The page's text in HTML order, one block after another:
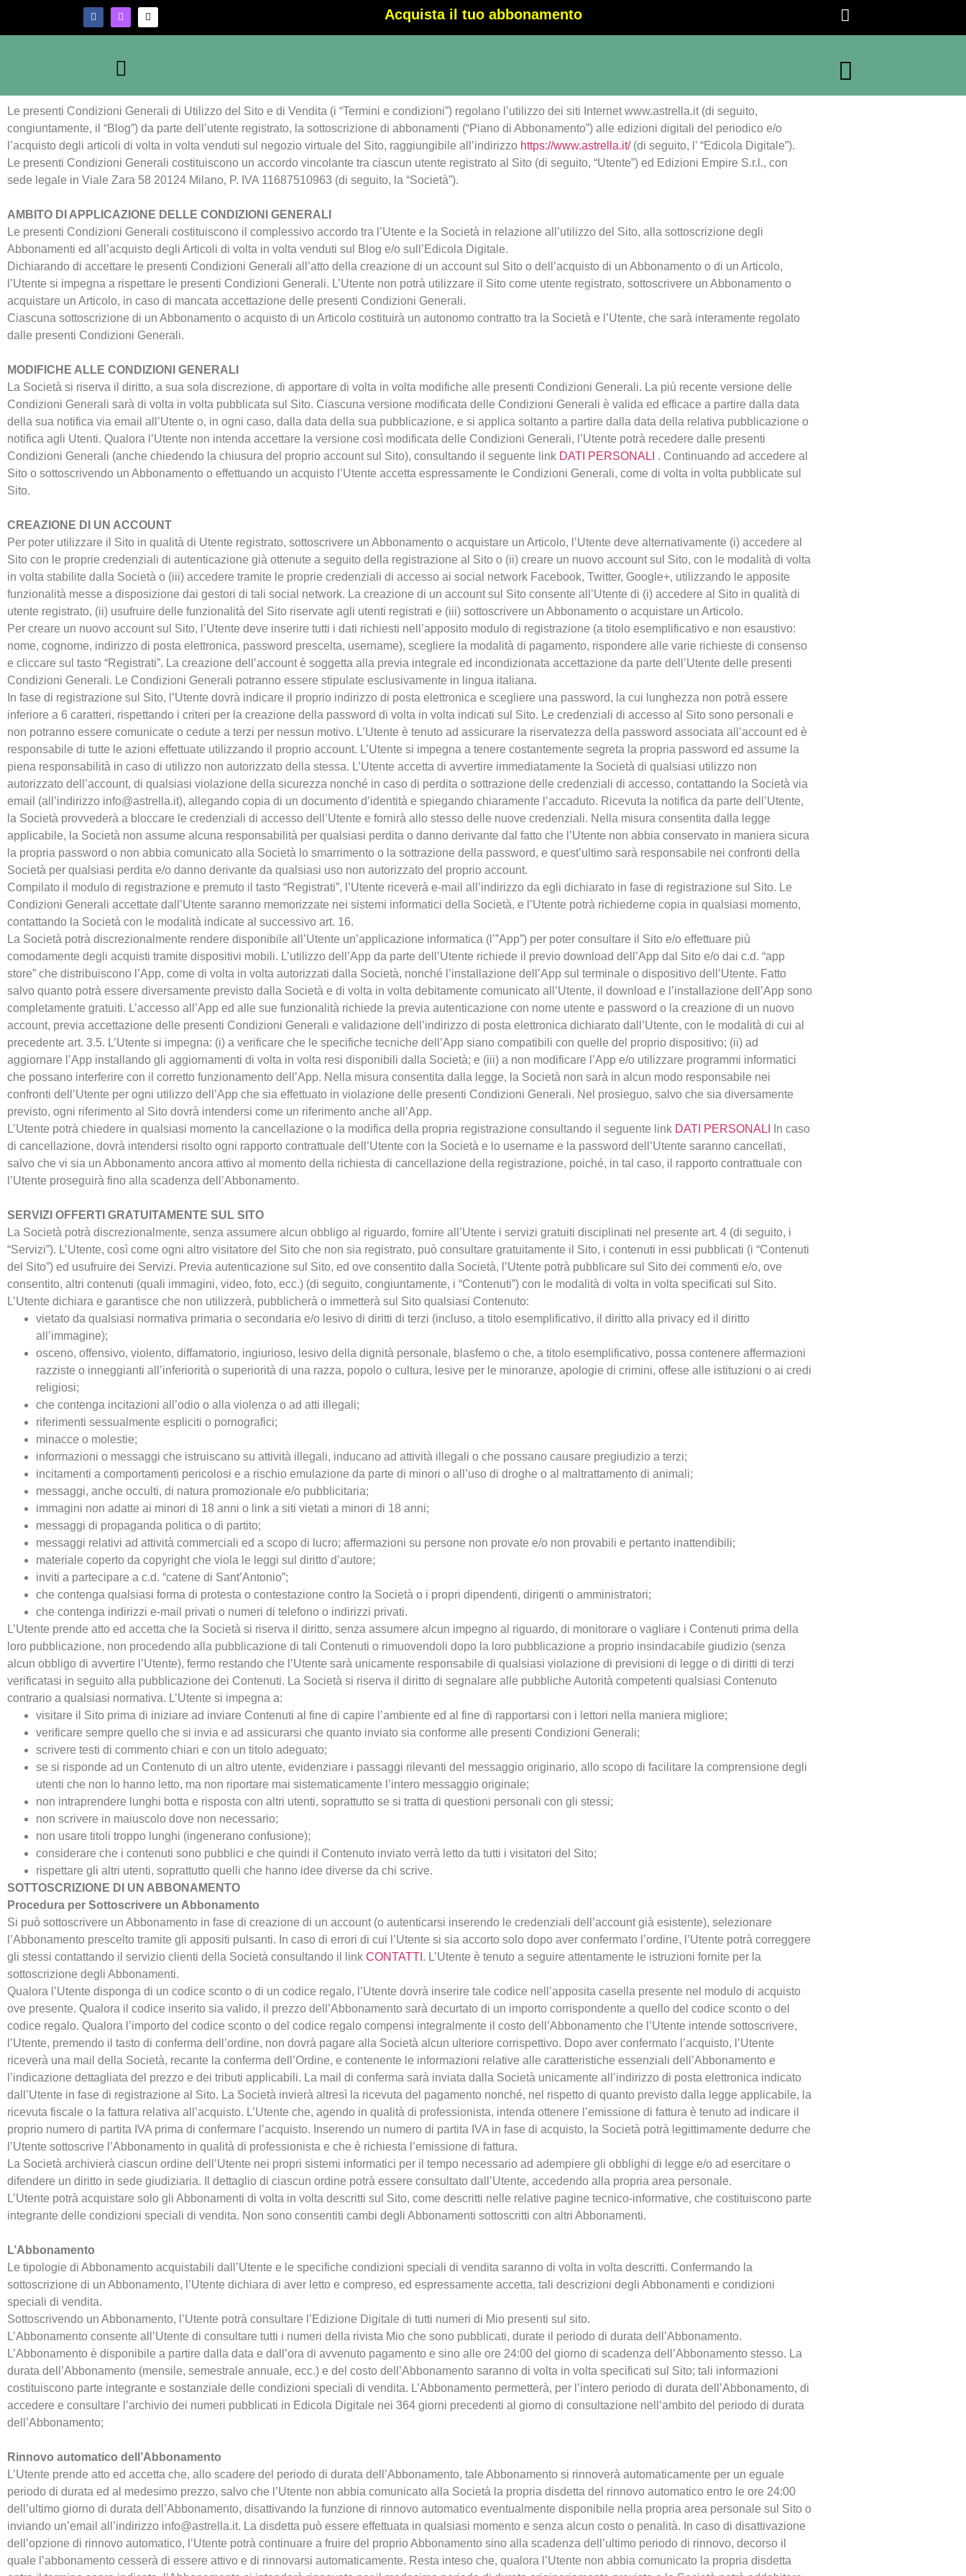
Acquista il tuo abbonamento
Le presenti Condizioni Generali di Utilizzo del Sito e di Vendita (i “Termini e condizioni”) regolano l’utilizzo dei siti Internet www.astrella.it (di seguito,
congiuntamente, il “Blog”) da parte dell’utente registrato, la sottoscrizione di abbonamenti (“Piano di Abbonamento”) alle edizioni digitali del periodico e/o
l’acquisto degli articoli di volta in volta venduti sul negozio virtuale del Sito, raggiungibile all’indirizzo https://www.astrella.it/ (di seguito, l’ “Edicola Digitale”).
Le presenti Condizioni Generali costituiscono un accordo vincolante tra ciascun utente registrato al Sito (di seguito, “Utente”) ed Edizioni Empire S.r.l., con
sede legale in Viale Zara 58 20124 Milano, P. IVA 11687510963 (di seguito, la “Società”).
AMBITO DI APPLICAZIONE DELLE CONDIZIONI GENERALI
Le presenti Condizioni Generali costituiscono il complessivo accordo tra l’Utente e la Società in relazione all’utilizzo del Sito, alla sottoscrizione degli
Abbonamenti ed all’acquisto degli Articoli di volta in volta venduti sul Blog e/o sull’Edicola Digitale.
Dichiarando di accettare le presenti Condizioni Generali all’atto della creazione di un account sul Sito o dell’acquisto di un Abbonamento o di un Articolo,
l’Utente si impegna a rispettare le presenti Condizioni Generali. L’Utente non potrà utilizzare il Sito come utente registrato, sottoscrivere un Abbonamento o
acquistare un Articolo, in caso di mancata accettazione delle presenti Condizioni Generali.
Ciascuna sottoscrizione di un Abbonamento o acquisto di un Articolo costituirà un autonomo contratto tra la Società e l’Utente, che sarà interamente regolato
dalle presenti Condizioni Generali.
MODIFICHE ALLE CONDIZIONI GENERALI
La Società si riserva il diritto, a sua sola discrezione, di apportare di volta in volta modifiche alle presenti Condizioni Generali. La più recente versione delle
Condizioni Generali sarà di volta in volta pubblicata sul Sito. Ciascuna versione modificata delle Condizioni Generali è valida ed efficace a partire dalla data
della sua notifica via email all’Utente o, in ogni caso, dalla data della sua pubblicazione, e si applica soltanto a partire dalla data della relativa pubblicazione o
notifica agli Utenti. Qualora l’Utente non intenda accettare la versione così modificata delle Condizioni Generali, l’Utente potrà recedere dalle presenti
Condizioni Generali (anche chiedendo la chiusura del proprio account sul Sito), consultando il seguente link DATI PERSONALI . Continuando ad accedere al
Sito o sottoscrivendo un Abbonamento o effettuando un acquisto l’Utente accetta espressamente le Condizioni Generali, come di volta in volta pubblicate sul
Sito.
CREAZIONE DI UN ACCOUNT
Per poter utilizzare il Sito in qualità di Utente registrato, sottoscrivere un Abbonamento o acquistare un Articolo, l’Utente deve alternativamente (i) accedere al
Sito con le proprie credenziali di autenticazione già ottenute a seguito della registrazione al Sito o (ii) creare un nuovo account sul Sito, con le modalità di volta
in volta stabilite dalla Società o (iii) accedere tramite le proprie credenziali di accesso ai social network Facebook, Twitter, Google+, utilizzando le apposite
funzionalità messe a disposizione dai gestori di tali social network. La creazione di un account sul Sito consente all’Utente di (i) accedere al Sito in qualità di
utente registrato, (ii) usufruire delle funzionalità del Sito riservate agli utenti registrati e (iii) sottoscrivere un Abbonamento o acquistare un Articolo.
Per creare un nuovo account sul Sito, l’Utente deve inserire tutti i dati richiesti nell’apposito modulo di registrazione (a titolo esemplificativo e non esaustivo:
nome, cognome, indirizzo di posta elettronica, password prescelta, username), scegliere la modalità di pagamento, rispondere alle varie richieste di consenso
e cliccare sul tasto “Registrati”. La creazione dell’account è soggetta alla previa integrale ed incondizionata accettazione da parte dell’Utente delle presenti
Condizioni Generali. Le Condizioni Generali potranno essere stipulate esclusivamente in lingua italiana.
In fase di registrazione sul Sito, l’Utente dovrà indicare il proprio indirizzo di posta elettronica e scegliere una password, la cui lunghezza non potrà essere
inferiore a 6 caratteri, rispettando i criteri per la creazione della password di volta in volta indicati sul Sito. Le credenziali di accesso al Sito sono personali e
non potranno essere comunicate o cedute a terzi per nessun motivo. L’Utente è tenuto ad assicurare la riservatezza della password associata all’account ed è
responsabile di tutte le azioni effettuate utilizzando il proprio account. L’Utente si impegna a tenere costantemente segreta la propria password ed assume la
piena responsabilità in caso di utilizzo non autorizzato della stessa. L’Utente accetta di avvertire immediatamente la Società di qualsiasi utilizzo non
autorizzato dell’account, di qualsiasi violazione della sicurezza nonché in caso di perdita o sottrazione delle credenziali di accesso, contattando la Società via
email (all’indirizzo info@astrella.it), allegando copia di un documento d’identità e spiegando chiaramente l’accaduto. Ricevuta la notifica da parte dell’Utente,
la Società provvederà a bloccare le credenziali di accesso dell’Utente e fornirà allo stesso delle nuove credenziali. Nella misura consentita dalla legge
applicabile, la Società non assume alcuna responsabilità per qualsiasi perdita o danno derivante dal fatto che l’Utente non abbia conservato in maniera sicura
la propria password o non abbia comunicato alla Società lo smarrimento o la sottrazione della password, e quest’ultimo sarà responsabile nei confronti della
Società per qualsiasi perdita e/o danno derivante da qualsiasi uso non autorizzato del proprio account.
Compilato il modulo di registrazione e premuto il tasto “Registrati”, l’Utente riceverà e-mail all’indirizzo da egli dichiarato in fase di registrazione sul Sito. Le
Condizioni Generali accettate dall’Utente saranno memorizzate nei sistemi informatici della Società, e l’Utente potrà richiederne copia in qualsiasi momento,
contattando la Società con le modalità indicate al successivo art. 16.
La Società potrà discrezionalmente rendere disponibile all’Utente un’applicazione informatica (l’”App”) per poter consultare il Sito e/o effettuare più
comodamente degli acquisti tramite dispositivi mobili. L’utilizzo dell’App da parte dell’Utente richiede il previo download dell’App dal Sito e/o dai c.d. “app
store” che distribuiscono l’App, come di volta in volta autorizzati dalla Società, nonché l’installazione dell’App sul terminale o dispositivo dell’Utente. Fatto
salvo quanto potrà essere diversamente previsto dalla Società e di volta in volta debitamente comunicato all’Utente, il download e l’installazione dell’App sono
completamente gratuiti. L’accesso all’App ed alle sue funzionalità richiede la previa autenticazione con nome utente e password o la creazione di un nuovo
account, previa accettazione delle presenti Condizioni Generali e validazione dell’indirizzo di posta elettronica dichiarato dall’Utente, con le modalità di cui al
precedente art. 3.5. L’Utente si impegna: (i) a verificare che le specifiche tecniche dell’App siano compatibili con quelle del proprio dispositivo; (ii) ad
aggiornare l’App installando gli aggiornamenti di volta in volta resi disponibili dalla Società; e (iii) a non modificare l’App e/o utilizzare programmi informatici
che possano interferire con il corretto funzionamento dell’App. Nella misura consentita dalla legge, la Società non sarà in alcun modo responsabile nei
confronti dell’Utente per ogni utilizzo dell’App che sia effettuato in violazione delle presenti Condizioni Generali. Nel prosieguo, salvo che sia diversamente
previsto, ogni riferimento al Sito dovrà intendersi come un riferimento anche all’App.
L’Utente potrà chiedere in qualsiasi momento la cancellazione o la modifica della propria registrazione consultando il seguente link DATI PERSONALI
In caso
di cancellazione, dovrà intendersi risolto ogni rapporto contrattuale dell’Utente con la Società e lo username e la password dell’Utente saranno cancellati,
salvo che vi sia un Abbonamento ancora attivo al momento della richiesta di cancellazione della registrazione, poiché, in tal caso, il rapporto contrattuale con
l’Utente proseguirà fino alla scadenza dell’Abbonamento.
SERVIZI OFFERTI GRATUITAMENTE SUL SITO
La Società potrà discrezionalmente, senza assumere alcun obbligo al riguardo, fornire all’Utente i servizi gratuiti disciplinati nel presente art. 4 (di seguito, i
“Servizi”). L’Utente, così come ogni altro visitatore del Sito che non sia registrato, può consultare gratuitamente il Sito, i contenuti in essi pubblicati (i “Contenuti
del Sito”) ed usufruire dei Servizi. Previa autenticazione sul Sito, ed ove consentito dalla Società, l’Utente potrà pubblicare sul Sito dei commenti e/o, ove
consentito, altri contenuti (quali immagini, video, foto, ecc.) (di seguito, congiuntamente, i “Contenuti”) con le modalità di volta in volta specificati sul Sito.
L’Utente dichiara e garantisce che non utilizzerà, pubblicherà o immetterà sul Sito qualsiasi Contenuto:
vietato da qualsiasi normativa primaria o secondaria e/o lesivo di diritti di terzi (incluso, a titolo esemplificativo, il diritto alla privacy ed il diritto
all’immagine);
osceno, offensivo, violento, diffamatorio, ingiurioso, lesivo della dignità personale, blasfemo o che, a titolo esemplificativo, possa contenere affermazioni
razziste o inneggianti all’inferiorità o superiorità di una razza, popolo o cultura, lesive per le minoranze, apologie di crimini, offese alle istituzioni o ai credi
religiosi;
che contenga incitazioni all’odio o alla violenza o ad atti illegali;
riferimenti sessualmente espliciti o pornografici;
minacce o molestie;
informazioni o messaggi che istruiscano su attività illegali, inducano ad attività illegali o che possano causare pregiudizio a terzi;
incitamenti a comportamenti pericolosi e a rischio emulazione da parte di minori o all’uso di droghe o al maltrattamento di animali;
messaggi, anche occulti, di natura promozionale e/o pubblicitaria;
immagini non adatte ai minori di 18 anni o link a siti vietati a minori di 18 anni;
messaggi di propaganda politica o di partito;
messaggi relativi ad attività commerciali ed a scopo di lucro; affermazioni su persone non provate e/o non provabili e pertanto inattendibili;
materiale coperto da copyright che viola le leggi sul diritto d’autore;
inviti a partecipare a c.d. “catene di Sant’Antonio”;
che contenga qualsiasi forma di protesta o contestazione contro la Società o i propri dipendenti, dirigenti o amministratori;
che contenga indirizzi e-mail privati o numeri di telefono o indirizzi privati.
L’Utente prende atto ed accetta che la Società si riserva il diritto, senza assumere alcun impegno al riguardo, di monitorare o vagliare i Contenuti prima della
loro pubblicazione, non procedendo alla pubblicazione di tali Contenuti o rimuovendoli dopo la loro pubblicazione a proprio insindacabile giudizio (senza
alcun obbligo di avvertire l’Utente), fermo restando che l’Utente sarà unicamente responsabile di qualsiasi violazione di previsioni di legge o di diritti di terzi
verificatasi in seguito alla pubblicazione dei Contenuti. La Società si riserva il diritto di segnalare alle pubbliche Autorità competenti qualsiasi Contenuto
contrario a qualsiasi normativa. L’Utente si impegna a:
visitare il Sito prima di iniziare ad inviare Contenuti al fine di capire l’ambiente ed al fine di rapportarsi con i lettori nella maniera migliore;
verificare sempre quello che si invia e ad assicurarsi che quanto inviato sia conforme alle presenti Condizioni Generali;
scrivere testi di commento chiari e con un titolo adeguato;
se si risponde ad un Contenuto di un altro utente, evidenziare i passaggi rilevanti del messaggio originario, allo scopo di facilitare la comprensione degli
utenti che non lo hanno letto, ma non riportare mai sistematicamente l’intero messaggio originale;
non intraprendere lunghi botta e risposta con altri utenti, soprattutto se si tratta di questioni personali con gli stessi;
non scrivere in maiuscolo dove non necessario;
non usare titoli troppo lunghi (ingenerano confusione);
considerare che i contenuti sono pubblici e che quindi il Contenuto inviato verrà letto da tutti i visitatori del Sito;
rispettare gli altri utenti, soprattutto quelli che hanno idee diverse da chi scrive.
SOTTOSCRIZIONE DI UN ABBONAMENTO
Procedura per Sottoscrivere un Abbonamento
Si può sottoscrivere un Abbonamento in fase di creazione di un account (o autenticarsi inserendo le credenziali dell’account già esistente), selezionare
l’Abbonamento prescelto tramite gli appositi pulsanti. In caso di errori di cui l’Utente si sia accorto solo dopo aver confermato l’ordine, l’Utente potrà correggere
gli stessi contattando il servizio clienti della Società consultando il link CONTATTI . L’Utente è tenuto a seguire attentamente le istruzioni fornite per la
sottoscrizione degli Abbonamenti.
Qualora l’Utente disponga di un codice sconto o di un codice regalo, l’Utente dovrà inserire tale codice nell’apposita casella presente nel modulo di acquisto
ove presente. Qualora il codice inserito sia valido, il prezzo dell’Abbonamento sarà decurtato di un importo corrispondente a quello del codice sconto o del
codice regalo. Qualora l’importo del codice sconto o del codice regalo compensi integralmente il costo dell’Abbonamento che l’Utente intende sottoscrivere,
l’Utente, premendo il tasto di conferma dell’ordine, non dovrà pagare alla Società alcun ulteriore corrispettivo. Dopo aver confermato l’acquisto, l’Utente
riceverà una mail della Società, recante la conferma dell’Ordine, e contenente le informazioni relative alle caratteristiche essenziali dell’Abbonamento e
l’indicazione dettagliata del prezzo e dei tributi applicabili. La mail di conferma sarà inviata dalla Società unicamente all’indirizzo di posta elettronica indicato
dall’Utente in fase di registrazione al Sito. La Società invierà altresì la ricevuta del pagamento nonché, nel rispetto di quanto previsto dalla legge applicabile, la
ricevuta fiscale o la fattura relativa all’acquisto. L’Utente che, agendo in qualità di professionista, intenda ottenere l’emissione di fattura è tenuto ad indicare il
proprio numero di partita IVA prima di confermare l’acquisto. Inserendo un numero di partita IVA in fase di acquisto, la Società potrà legittimamente dedurre che
l’Utente sottoscrive l’Abbonamento in qualità di professionista e che è richiesta l’emissione di fattura.
La Società archivierà ciascun ordine dell’Utente nei propri sistemi informatici per il tempo necessario ad adempiere gli obblighi di legge e/o ad esercitare o
difendere un diritto in sede giudiziaria. Il dettaglio di ciascun ordine potrà essere consultato dall’Utente, accedendo alla propria area personale.
L’Utente potrà acquistare solo gli Abbonamenti di volta in volta descritti sul Sito, come descritti nelle relative pagine tecnico-informative, che costituiscono parte
integrante delle condizioni speciali di vendita. Non sono consentiti cambi degli Abbonamenti sottoscritti con altri Abbonamenti.
L’Abbonamento
Le tipologie di Abbonamento acquistabili dall’Utente e le specifiche condizioni speciali di vendita saranno di volta in volta descritti. Confermando la
sottoscrizione di un Abbonamento, l’Utente dichiara di aver letto e compreso, ed espressamente accetta, tali descrizioni degli Abbonamenti e condizioni
speciali di vendita.
Sottoscrivendo un Abbonamento, l’Utente potrà consultare l’Edizione Digitale di tutti numeri di Mio presenti sul sito.
L’Abbonamento consente all’Utente di consultare tutti i numeri della rivista Mio che sono pubblicati, durate il periodo di durata dell’Abbonamento.
L’Abbonamento è disponibile a partire dalla data e dall’ora di avvenuto pagamento e sino alle ore 24:00 del giorno di scadenza dell’Abbonamento stesso. La
durata dell’Abbonamento (mensile, semestrale annuale, ecc.) e del costo dell’Abbonamento saranno di volta in volta specificati sul Sito; tali informazioni
costituiscono parte integrante e sostanziale delle condizioni speciali di vendita. L’Abbonamento permetterà, per l’intero periodo di durata dell’Abbonamento, di
accedere e consultare l’archivio dei numeri pubblicati in Edicola Digitale nei 364 giorni precedenti al giorno di consultazione nell’ambito del periodo di durata
dell’Abbonamento;
Rinnovo automatico dell’Abbonamento
L’Utente prende atto ed accetta che, allo scadere del periodo di durata dell’Abbonamento, tale Abbonamento si rinnoverà automaticamente per un eguale
periodo di durata ed al medesimo prezzo, salvo che l’Utente non abbia comunicato alla Società la propria disdetta del rinnovo automatico entro le ore 24:00
dell’ultimo giorno di durata dell’Abbonamento, disattivando la funzione di rinnovo automatico eventualmente disponibile nella propria area personale sul Sito o
inviando un’email all’indirizzo info@astrella.it. La disdetta può essere effettuata in qualsiasi momento e senza alcun costo o penalità. In caso di disattivazione
dell’opzione di rinnovo automatico, l’Utente potrà continuare a fruire del proprio Abbonamento sino alla scadenza dell’ultimo periodo di rinnovo, decorso il
quale l’abbonamento cesserà di essere attivo e di rinnovarsi automaticamente. Resta inteso che, qualora l’Utente non abbia comunicato la propria disdetta